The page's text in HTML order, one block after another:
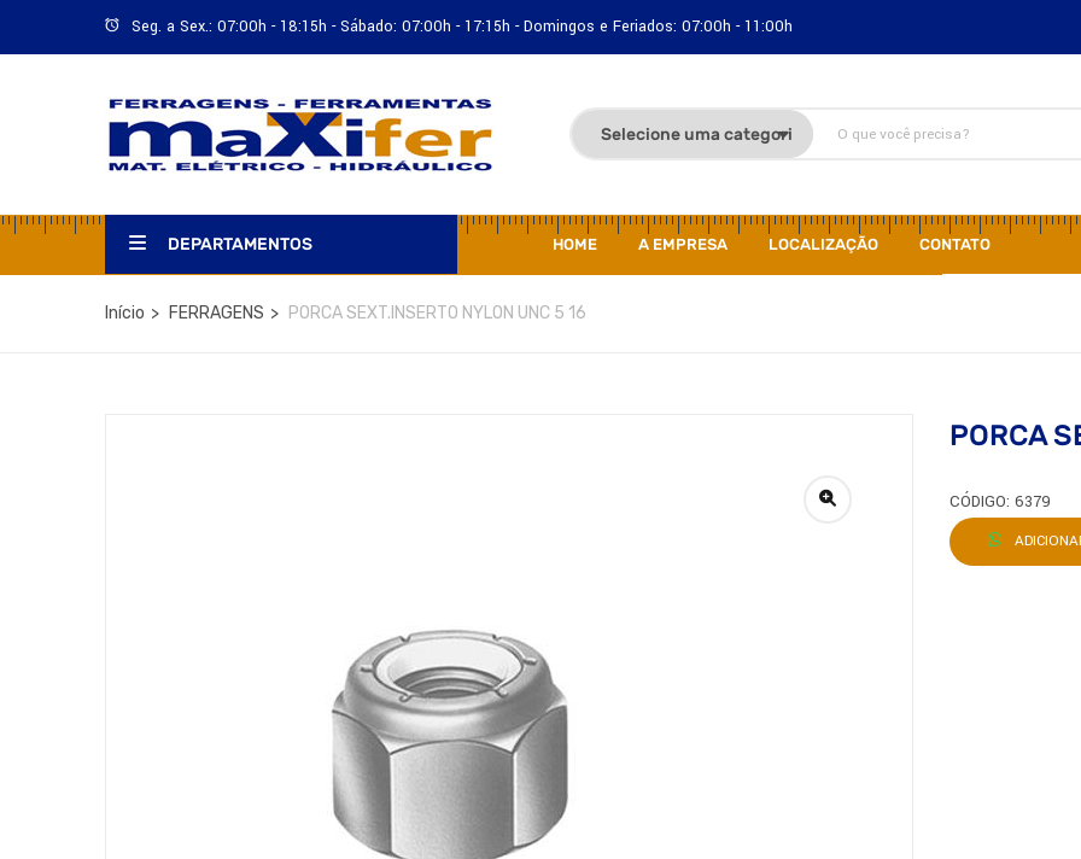
Seg. a Sex.: 07:00h - 18:15h - Sábado: 07:00h - 17:15h - Domingos e Feriados: 07:00h - 11:00h
DEPARTAMENTOS HOME A EMPRESA LOCALIZAÇÃO CONTATO
Início FERRAGENS PORCA SEXT.INSERTO NYLON UNC 5 16
PORCA
CÓDIGO: 6379